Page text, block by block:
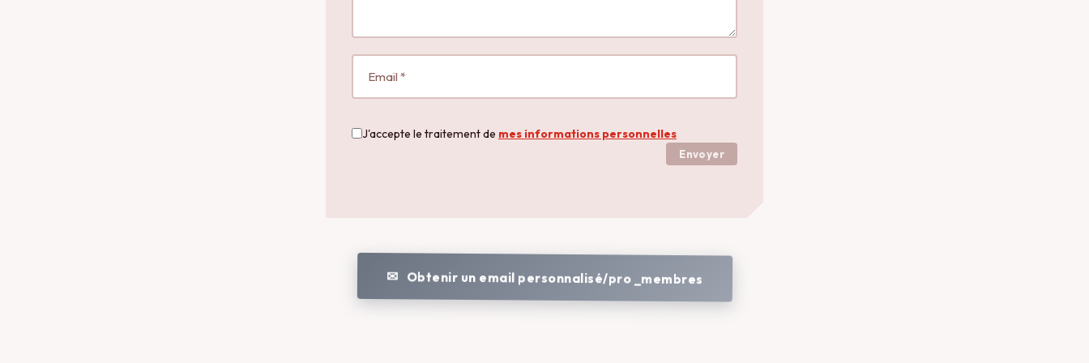
J'accepte le traitement de mes informations personnelles
Envoyer
Obtenir un email personnalisé/pro _membres